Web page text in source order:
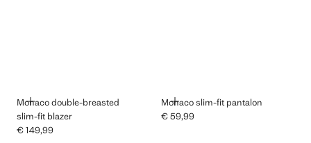
Monaco double-breasted
slim-fit blazer
TOEVOEGEN
Huidige prijs [€ 149,99 ]
€ 149,99
Monaco slim-fit pantalon
TOEVOEGEN
Huidige prijs [€ 59,99 ]
€ 59,99